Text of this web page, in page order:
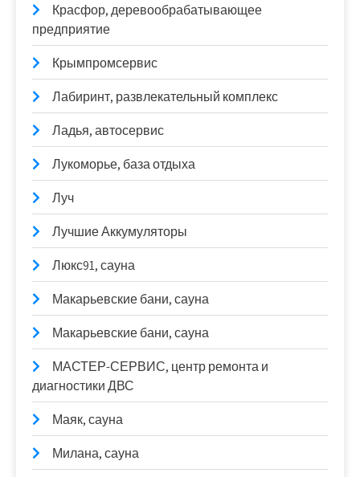
Красфор, деревообрабатывающее
предприятие
Крымпромсервис
Лабиринт, развлекательный комплекс
Ладья, автосервис
Лукоморье, база отдыха
Луч
Лучшие Аккумуляторы
Люкс91, сауна
Макарьевские бани, сауна
Макарьевские бани, сауна
МАСТЕР-СЕРВИС, центр ремонта и
диагностики ДВС
Маяк, сауна
Милана, сауна